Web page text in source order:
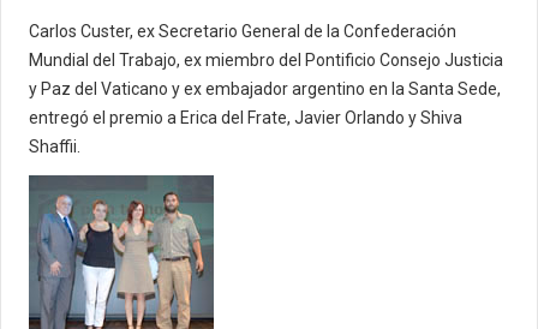
Carlos Custer, ex Secretario General de la Confederación
Mundial del Trabajo, ex miembro del Pontificio Consejo Justicia
y Paz del Vaticano y ex embajador argentino en la Santa Sede,
entregó el premio a Erica del Frate, Javier Orlando y Shiva
Shaffii.